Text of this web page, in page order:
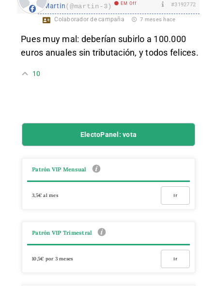
Martin(@martin-3) EM Off #3192772
Colaborador de campaña 7 meses hace
Pues muy mal: deberían subirlo a 100.000
euros anuales sin tributación, y todos felices.
10
ElectoPanel: vota
Patrón VIP Mensual
3,5€ al mes Ir
Patrón VIP Trimestral
10,5€ por 3 meses Ir